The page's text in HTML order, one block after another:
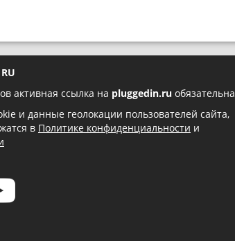
активная ссылка на pluggedin.ru обязательна
и данные геолокации пользователей сайта,
в Политике конфиденциальности и